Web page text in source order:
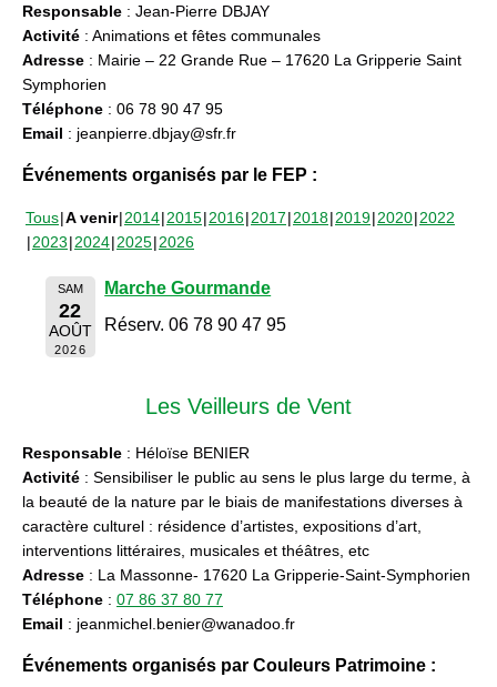
Responsable : Jean-Pierre DBJAY
Activité : Animations et fêtes communales
Adresse : Mairie – 22 Grande Rue – 17620 La Gripperie Saint
Symphorien
Téléphone : 06 78 90 47 95
Email : jeanpierre.dbjay@sfr.fr
Événements organisés par le FEP :
Tous A venir 2014 2015 2016 2017 2018 2019 2020 2022
2023 2024 2025 2026
SAM
22
AOÛT
2026
Marche Gourmande
Réserv. 06 78 90 47 95
Les Veilleurs de Vent
Responsable : Héloïse BENIER
Activité : Sensibiliser le public au sens le plus large du terme, à
la beauté de la nature par le biais de manifestations diverses à
caractère culturel : résidence d’artistes, expositions d’art,
interventions littéraires, musicales et théâtres, etc
Adresse : La Massonne- 17620 La Gripperie-Saint-Symphorien
Téléphone : 07 86 37 80 77
Email : jeanmichel.benier@wanadoo.fr
Événements organisés par Couleurs Patrimoine :